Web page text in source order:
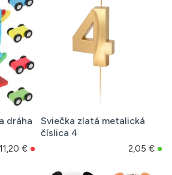
dráha
11,20 €
Sviečka zlatá metalická
číslica 4
2,05 €